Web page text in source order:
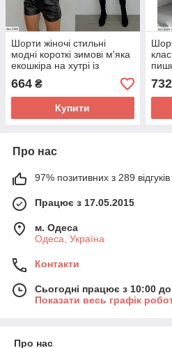
Шорти жіночі стильні
модні короткі зимові м'яка
екошкіра на хутрі із
завищеною талією
розміри 42-46
664 ₴
Купити
732
Про нас
97% позитивних з 289 відгуків
Працює з 17.05.2015
м. Одеса
Одеса, Україна
Контакти
Сьогодні працює з 10:00
Показати весь графік
Про нас